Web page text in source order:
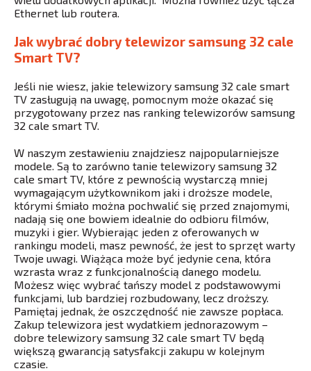
Ethernet lub routera.
Jak wybrać dobry telewizor samsung 32 cale
Smart TV?
Jeśli nie wiesz, jakie telewizory samsung 32 cale smart
TV zasługują na uwagę, pomocnym może okazać się
przygotowany przez nas ranking telewizorów samsung
32 cale smart TV.
W naszym zestawieniu znajdziesz najpopularniejsze
modele. Są to zarówno tanie telewizory samsung 32
cale smart TV, które z pewnością wystarczą mniej
wymagającym użytkownikom jaki i droższe modele,
którymi śmiało można pochwalić się przed znajomymi,
nadają się one bowiem idealnie do odbioru filmów,
muzyki i gier. Wybierając jeden z oferowanych w
rankingu modeli, masz pewność, że jest to sprzęt warty
Twoje uwagi. Wiążąca może być jedynie cena, która
wzrasta wraz z funkcjonalnością danego modelu.
Możesz więc wybrać tańszy model z podstawowymi
funkcjami, lub bardziej rozbudowany, lecz droższy.
Pamiętaj jednak, że oszczędność nie zawsze popłaca.
Zakup telewizora jest wydatkiem jednorazowym –
dobre telewizory samsung 32 cale smart TV będą
większą gwarancją satysfakcji zakupu w kolejnym
czasie.